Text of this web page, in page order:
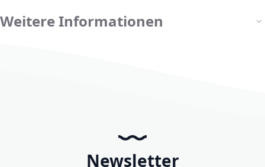
Weitere Informationen
Newsletter